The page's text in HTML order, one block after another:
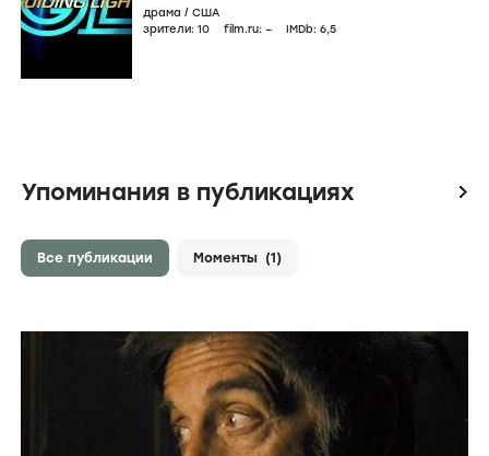
драма / США
зрители: 10 film.ru: – IMDb: 6,5
Упоминания в публикациях icon
Все публикации Моменты (1)